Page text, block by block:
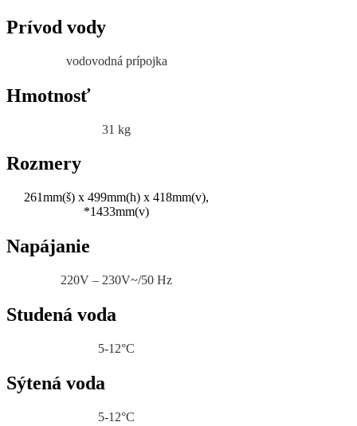
Prívod vody
vodovodná prípojka
Hmotnosť
31 kg
Rozmery
261mm(š) x 499mm(h) x 418mm(v),
*1433mm(v)
Napájanie
220V – 230V~/50 Hz
Studená voda
5-12°C
Sýtená voda
5-12°C